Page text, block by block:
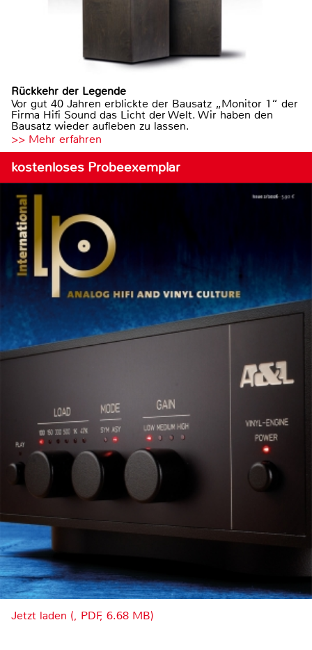
Rückkehr der Legende
Vor gut 40 Jahren erblickte der Bausatz „Monitor 1“ der
Firma Hifi Sound das Licht der Welt. Wir haben den
Bausatz wieder aufleben zu lassen.
>> Mehr erfahren
kostenloses Probeexemplar
Jetzt laden (, PDF, 6.68 MB)